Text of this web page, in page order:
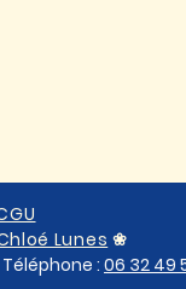
Lunes ❀
: 06 32 49